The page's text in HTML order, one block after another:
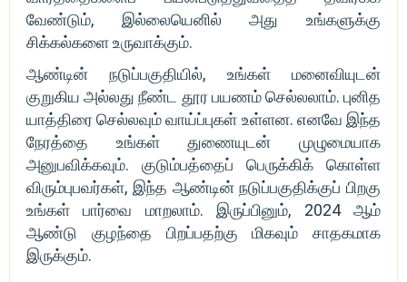
வேண்டும், இல்லையெனில் அது உங்களுக்கு
சிக்கல்களை உருவாக்கும்.
ஆண்டின் நடுப்பகுதியில், உங்கள் மனைவியுடன்
குறுகிய அல்லது நீண்ட தூர பயணம் செல்லலாம். புனித
யாத்திரை செல்லவும் வாய்ப்புகள் உள்ளன. எனவே இந்த
நேரத்தை உங்கள் துணையுடன் முழுமையாக
அனுபவிக்கவும். குடும்பத்தைப் பெருக்கிக் கொள்ள
விரும்புபவர்கள், இந்த ஆண்டின் நடுப்பகுதிக்குப் பிறகு
உங்கள் பார்வை மாறலாம். இருப்பினும், 2024 ஆம்
ஆண்டு குழந்தை பிறப்பதற்கு மிகவும் சாதகமாக
இருக்கும்.